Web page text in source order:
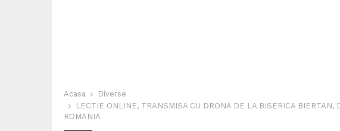
Acasa
Diverse
LECTIE ONLINE, TRANSMISA CU DRONA DE LA BISERICA
ROMANIA